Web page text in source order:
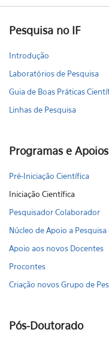
Pesquisa no IF
Introdução
Laboratórios de Pesquisa
Guia de Boas Práticas
Linhas de Pesquisa
Programas e Apoios
Pré-Iniciação Científica
Iniciação Científica
Pesquisador Colaborador
Núcleo de Apoio a Pesquisa
Apoio aos novos Docentes
Procontes
Criação novos Grupo de
Pós-Doutorado